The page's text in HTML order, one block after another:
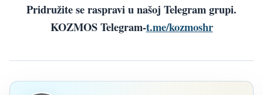
Pridružite se raspravi u našoj Telegram grupi.
KOZMOS Telegram-t.me/kozmoshr